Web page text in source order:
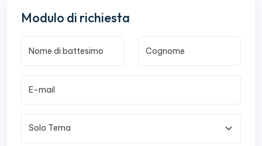
Modulo di richiesta